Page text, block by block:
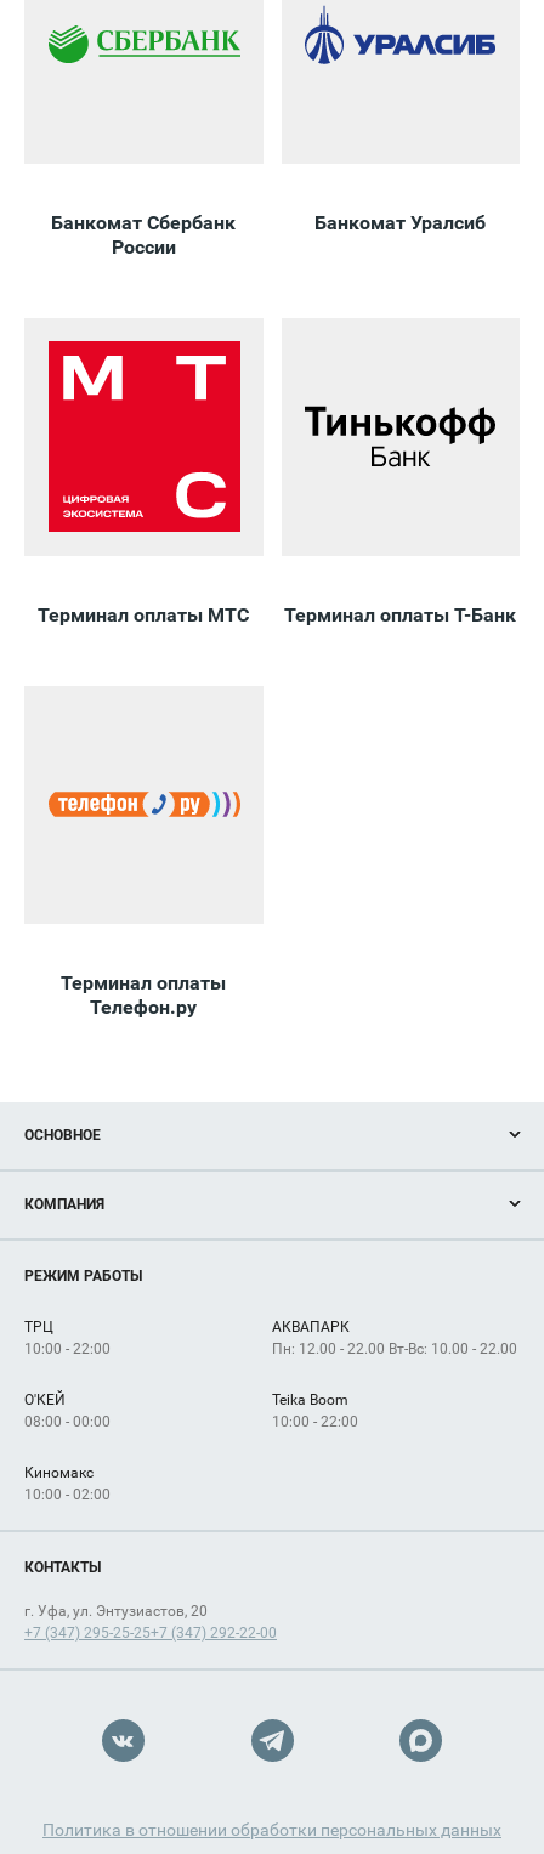
Банкомат Сбербанк
России
Банкомат Уралсиб
Терминал оплаты МТС Терминал оплаты Т-Банк
Терминал оплаты
Телефон.ру
ОСНОВНОЕ
Новости
Магазины
Услуги
КОМПАНИЯ
Рекламодателям
Как добраться
РЕЖИМ РАБОТЫ
ТРЦ
10:00 - 22:00
АКВАПАРК
Пн: 12.00 - 22.00 Вт-Вс: 10.00 - 22.00
О'КЕЙ
08:00 - 00:00
Teika Boom
10:00 - 22:00
Киномакс
10:00 - 02:00
КОНТАКТЫ
г. Уфа, ул. Энтузиастов, 20
+7 (347) 295-25-25+7 (347) 292-22-00
Политика в отношении обработки персональных данных